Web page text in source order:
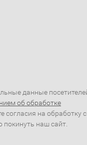
данные
об обработке
согласия на обработку
наш сайт.